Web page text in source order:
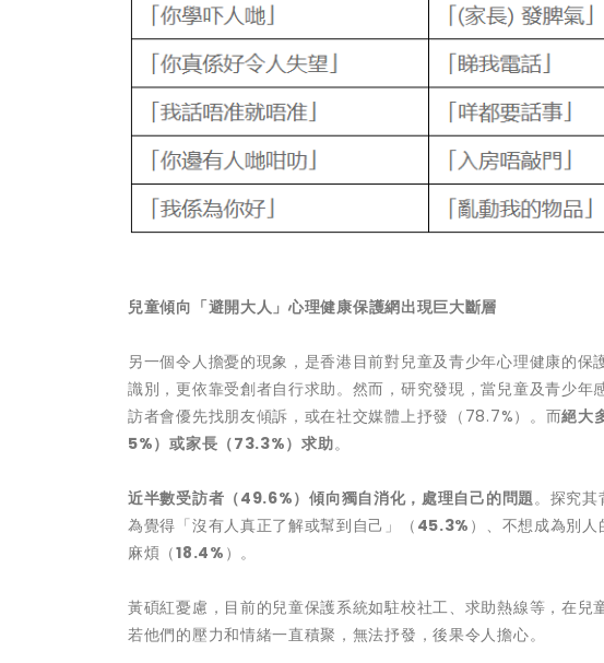
兒童傾向「避開大人」 心理健康保護網出現巨大斷層
另一個令人擔憂的現象，是香港目前對兒童及青少年心理健康的
識別，更依靠受創者自行求助。然而，研究發現，當兒童及青少
訪者會優先找朋友傾訴，或在社交媒體上抒發（78.7%）。而絕大
5%）或家長（73.3%）求助。
近半數受訪者（49.6%）傾向獨自消化，處理自己的問題。探究其
為覺得「沒有人真正了解或幫到自己」（ 45.3% ）、不想成為別人
麻煩（18.4% ）。
黃碩紅憂慮，目前的兒童保護系統如駐校社工、求助熱線等，在兒
若他們的壓力和情緒一直積聚，無法抒發，後果令人擔心。